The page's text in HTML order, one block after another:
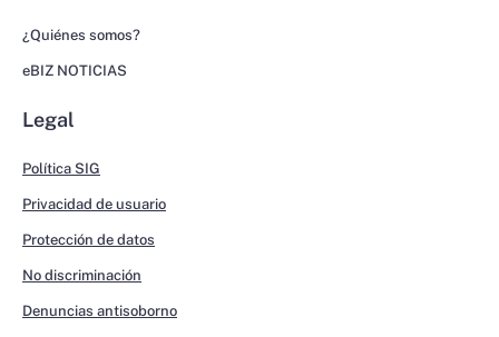
¿Quiénes somos?
eBIZ NOTICIAS
Legal
Política SIG
Privacidad de usuario
Protección de datos
No discriminación
Denuncias antisoborno